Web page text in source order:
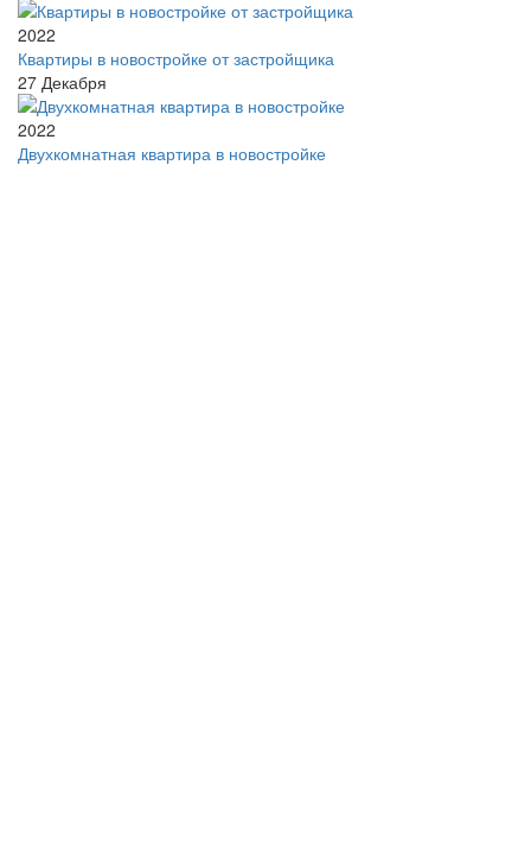
2022
Квартиры в новостройке от застройщика
27 Декабря
2022
Двухкомнатная квартира в новостройке